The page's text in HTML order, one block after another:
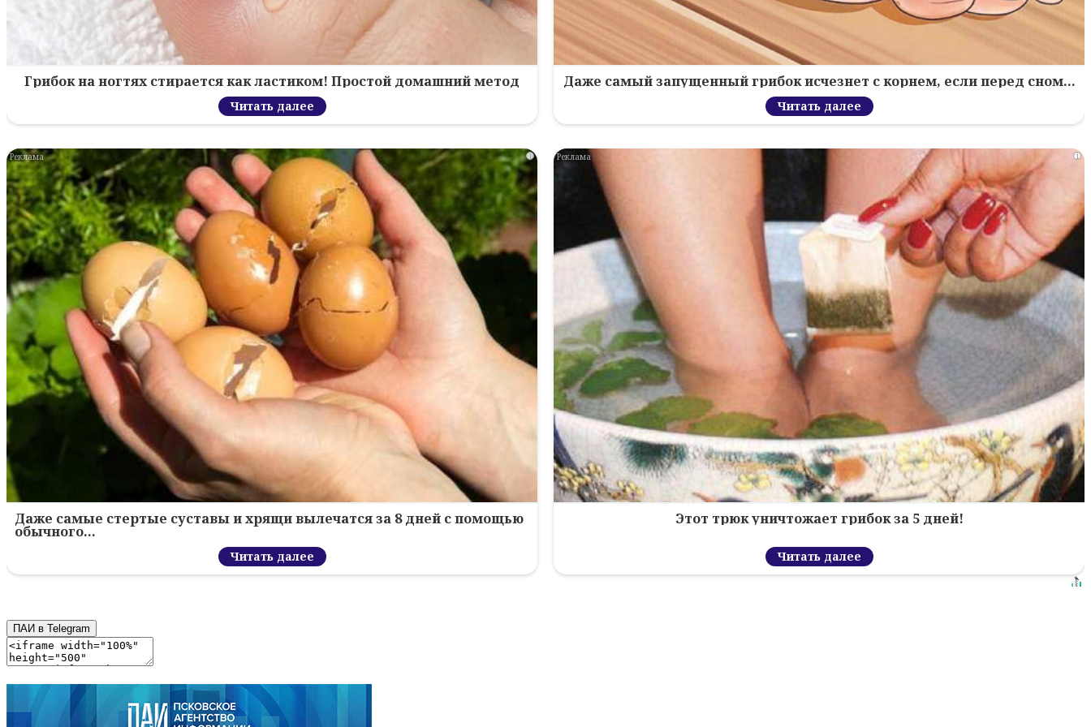
Грибок на ногтях стирается как ластиком! Простой домашний метод
Читать далее
Даже самый запущенный грибок исчезнет с корнем, если перед сном…
Читать далее
i
Даже самые стертые суставы и хрящи вылечатся за 8 дней с помощью
обычного…
Читать далее
i
Этот трюк уничтожает грибок за 5 дней!
Читать далее
ПАИ в Telegram